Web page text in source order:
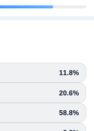
11.8%
20.6%
58.8%